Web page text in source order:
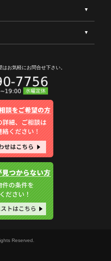
はお気軽にお問合せ下さい。
Reserved.